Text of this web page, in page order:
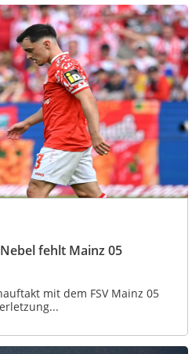
fehlt Mainz 05
mit dem FSV Mainz 05